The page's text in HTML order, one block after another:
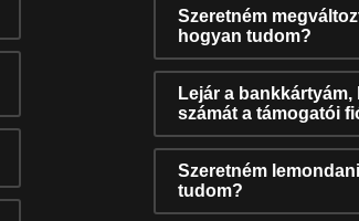
Szeretném
hogyan tudom?
Lejár a
számát a támogatói
Szeretném
tudom?